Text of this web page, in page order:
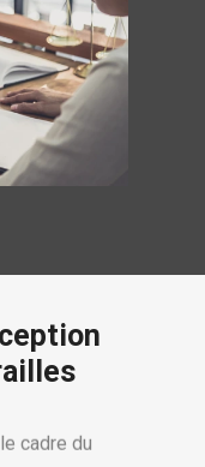
de la famille